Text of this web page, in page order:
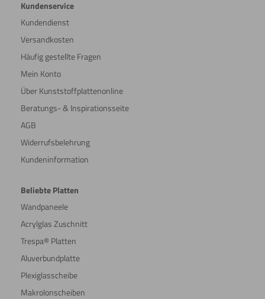
Kundenservice
Kundendienst
Versandkosten
Häufig gestellte Fragen
Mein Konto
Über Kunststoffplattenonline
Beratungs- & Inspirationsseite
AGB
Widerrufsbelehrung
Kundeninformation
Beliebte Platten
Wandpaneele
Acrylglas Zuschnitt
Trespa® Platten
Aluverbundplatte
Plexiglasscheibe
Makrolonscheiben